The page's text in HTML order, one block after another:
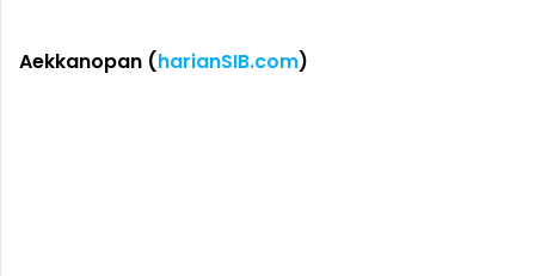
Aekkanopan (harianSIB.com)